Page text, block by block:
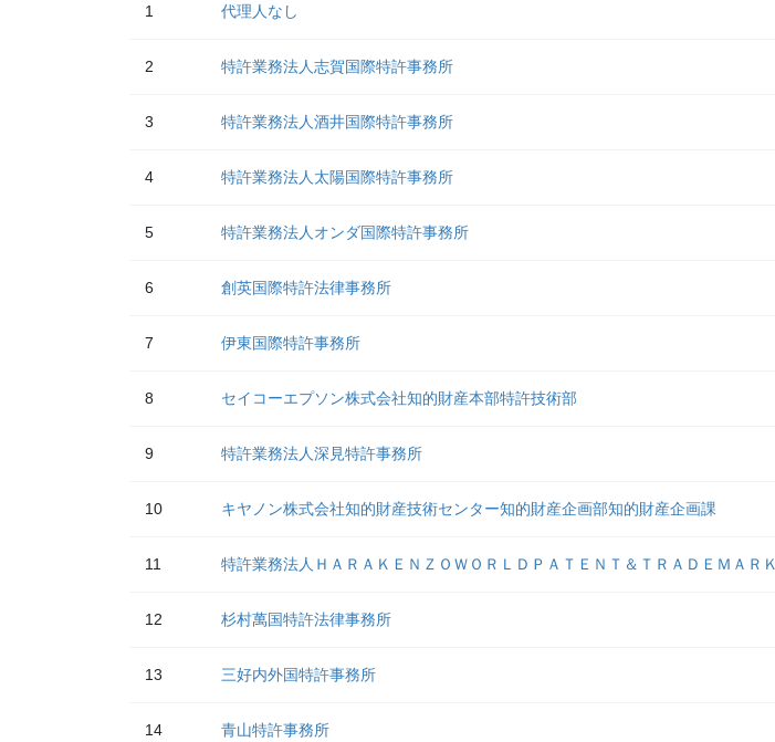
1 代理人なし
2 特許業務法人志賀国際特許事務所
3 特許業務法人酒井国際特許事務所
4 特許業務法人太陽国際特許事務所
5 特許業務法人オンダ国際特許事務所
6 創英国際特許法律事務所
7 伊東国際特許事務所
8 セイコーエプソン株式会社知的財産本部特許技術部
9 特許業務法人深見特許事務所
10 キヤノン株式会社知的財産技術センター知的財産企画部知的財産企画課
11 特許業務法人ＨＡＲＡＫＥＮＺＯＷＯＲＬＤＰＡＴＥＮＴ＆ＴＲＡＤＥＭＡＲＫ
12 杉村萬国特許法律事務所
13 三好内外国特許事務所
14 青山特許事務所